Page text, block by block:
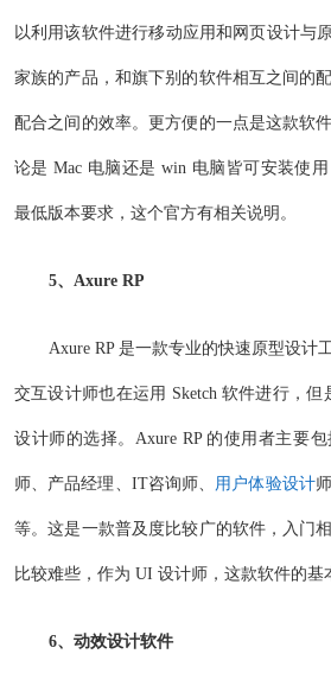
以利用该软件进行移动应用和网页设计与
家族的产品，和旗下别的软件相互之间的
配合之间的效率。更方便的一点是这款软
论是 Mac 电脑还是 win 电脑皆可安装使
最低版本要求，这个官方有相关说明。
5、Axure RP
Axure RP 是一款专业的快速原型设计
交互设计师也在运用 Sketch 软件进行，但
设计师的选择。Axure RP 的使用者主要
师、产品经理、IT咨询师、 用户体验设计
等。这是一款普及度比较广的软件，入门
比较难些，作为 UI 设计师，这款软件的基
6、动效设计软件